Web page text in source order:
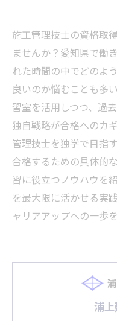
施工管理技士の資格取
ませんか？愛知県で働
れた時間の中でどのよ
良いのか悩むことも多
習室を活用しつつ、過
独自戦略が合格へのカ
管理技士を独学で目指
合格するための具体的
習に役立つノウハウを
を最大限に活かせる実
ャリアアップへの一歩
浦